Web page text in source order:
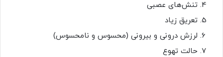
تنش‌های عصبی
تعریق زیاد
لرزش درونی و بیرونی (محسوس و نامحسوس)
حالت تهوع